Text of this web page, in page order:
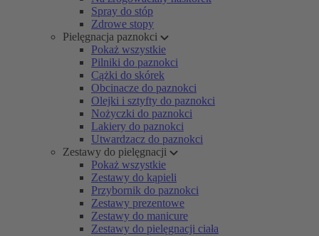
Spray do stóp
Zdrowe stopy
Pielęgnacja paznokci
Pokaż wszystkie
Pilniki do paznokci
Cążki do skórek
Obcinacze do paznokci
Olejki i sztyfty do paznokci
Nożyczki do paznokci
Lakiery do paznokci
Utwardzacz do paznokci
Zestawy do pielęgnacji
Pokaż wszystkie
Zestawy do kąpieli
Przybornik do paznokci
Zestawy prezentowe
Zestawy do manicure
Zestawy do pielęgnacji ciała